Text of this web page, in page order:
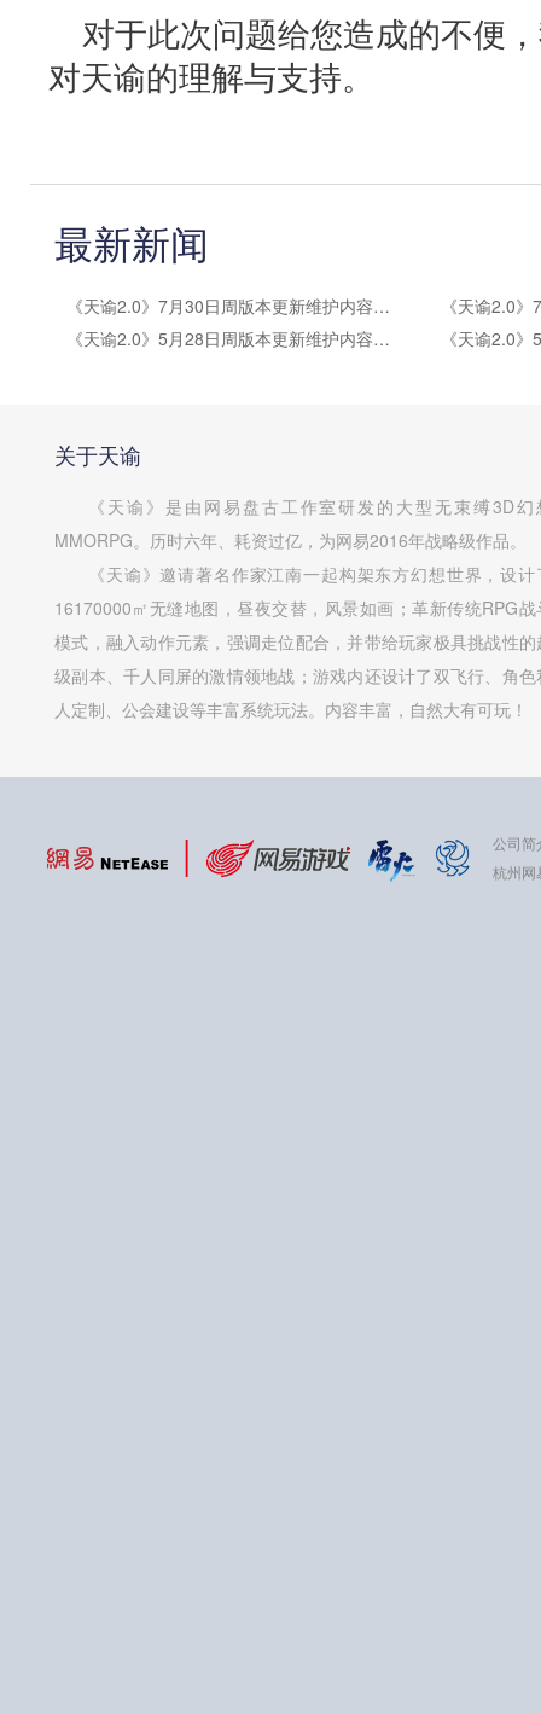
对于此次问题给您造成的不便
对天谕的理解与支持。
最新新闻
《天谕2.0》7月30日周版本更新维护内容公告
《天谕2.0》5月28日周版本更新维护内容公告
关于天谕
《天谕》是由网易盘古工作室研发的大型无束缚3D幻
MMORPG。历时六年、耗资过亿，为网易2016年战略级作品。
《天谕》邀请著名作家江南一起构架东方幻想世界，设计
16170000㎡无缝地图，昼夜交替，风景如画；革新传统RPG战
模式，融入动作元素，强调走位配合，并带给玩家极具挑战性的
级副本、千人同屏的激情领地战；游戏内还设计了双飞行、角色
人定制、公会建设等丰富系统玩法。内容丰富，自然大有可玩！
公司简
杭州